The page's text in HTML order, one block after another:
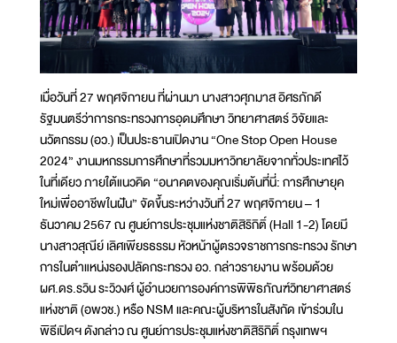
เมื่อวันที่ 27 พฤศจิกายน ที่ผ่านมา นางสาวศุภมาส อิศรภักดี
รัฐมนตรีว่าการกระทรวงการอุดมศึกษา วิทยาศาสตร์ วิจัยและ
นวัตกรรม (อว.) เป็นประธานเปิดงาน “One Stop Open House
2024” งานมหกรรมการศึกษาที่รวมมหาวิทยาลัยจากทั่วประเทศไว้
ในที่เดียว ภายใต้แนวคิด “อนาคตของคุณเริ่มต้นที่นี่: การศึกษายุค
ใหม่เพื่ออาชีพในฝัน” จัดขึ้นระหว่างวันที่ 27 พฤศจิกายน – 1
ธันวาคม 2567 ณ ศูนย์การประชุมแห่งชาติสิริกิติ์ (Hall 1-2) โดยมี
นางสาวสุณีย์ เลิศเพียรธรรม หัวหน้าผู้ตรวจราชการกระทรวง รักษา
การในตำแหน่งรองปลัดกระทรวง อว. กล่าวรายงาน พร้อมด้วย
ผศ.ดร.รวิน ระวิวงศ์ ผู้อำนวยการองค์การพิพิธภัณฑ์วิทยาศาสตร์
แห่งชาติ (อพวช.) หรือ NSM และคณะผู้บริหารในสังกัด เข้าร่วมใน
พิธีเปิดฯ ดังกล่าว ณ ศูนย์การประชุมแห่งชาติสิริกิติ์ กรุงเทพฯ